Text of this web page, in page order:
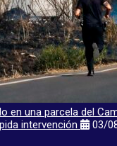
en una parcela del
intervención
03/